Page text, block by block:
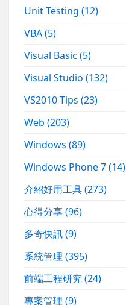
Unit Testing(12)
VBA(5)
Visual Basic(5)
Visual Studio(132)
VS2010 Tips(23)
Web(203)
Windows(89)
Windows Phone 7(14)
介紹好用工具(273)
心得分享(96)
多奇快訊(9)
系統管理(395)
前端工程研究(24)
專案管理(9)